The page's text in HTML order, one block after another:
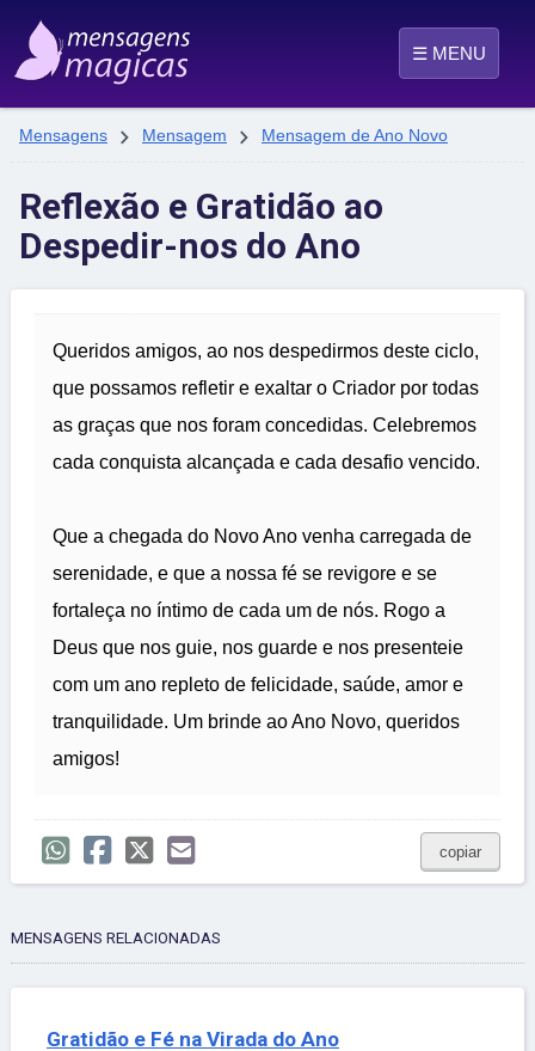
☰ MENU
Mensagens  Mensagem  Mensagem de Ano Novo
Reflexão e Gratidão ao
Despedir-nos do Ano
Queridos amigos, ao nos despedirmos deste ciclo,
que possamos refletir e exaltar o Criador por todas
as graças que nos foram concedidas. Celebremos
cada conquista alcançada e cada desafio vencido.
Que a chegada do Novo Ano venha carregada de
serenidade, e que a nossa fé se revigore e se
fortaleça no íntimo de cada um de nós. Rogo a
Deus que nos guie, nos guarde e nos presenteie
com um ano repleto de felicidade, saúde, amor e
tranquilidade. Um brinde ao Ano Novo, queridos
amigos!
copiar
MENSAGENS RELACIONADAS
Gratidão e Fé na Virada do Ano